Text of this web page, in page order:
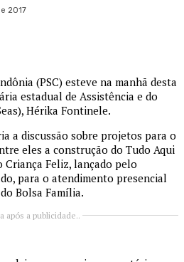
2017
(PSC) esteve na manhã desta
estadual de Assistência e do
Hérika Fontinele.
a discussão sobre projetos para o
eles a construção do Tudo Aqui
Feliz, lançado pelo
para o atendimento presencial
Bolsa Família.
após a publicidade..